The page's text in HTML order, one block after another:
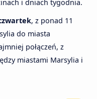
i dniach tygodnia.
, z ponad 11
do miasta
połączeń, z
miastami Marsylia i